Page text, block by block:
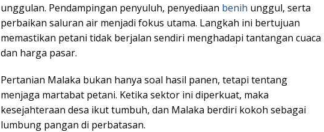
unggulan. Pendampingan penyuluh, penyediaan benih unggul, serta
perbaikan saluran air menjadi fokus utama. Langkah ini bertujuan
memastikan petani tidak berjalan sendiri menghadapi tantangan cuaca
dan harga pasar.
Pertanian Malaka bukan hanya soal hasil panen, tetapi tentang
menjaga martabat petani. Ketika sektor ini diperkuat, maka
kesejahteraan desa ikut tumbuh, dan Malaka berdiri kokoh sebagai
lumbung pangan di perbatasan.